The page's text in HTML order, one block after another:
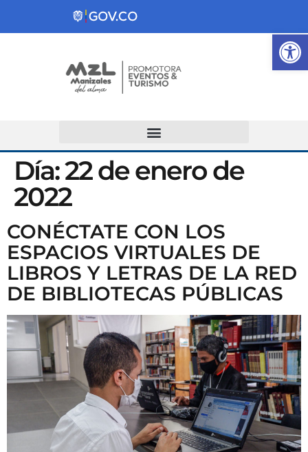
Día:22 de enero de
2022
CONÉCTATE CON LOS
ESPACIOS VIRTUALES DE
LIBROS Y LETRAS DE LA RED
DE BIBLIOTECAS PÚBLICAS